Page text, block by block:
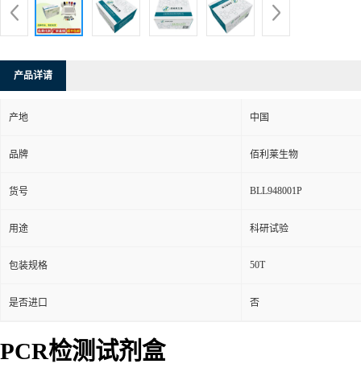
产品详请
产地 中国
品牌 佰利莱生物
货号 BLL948001P
用途 科研试验
包装规格 50T
是否进口 否
PCR检测试剂盒